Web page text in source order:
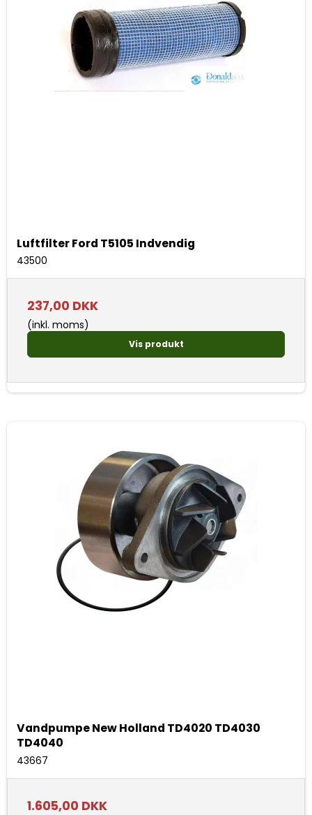
Luftfilter Ford T5105 Indvendig
43500
237,00 DKK
(inkl. moms)
Vis produkt
Vandpumpe New Holland TD4020 TD4030
TD4040
43667
1.605,00 DKK